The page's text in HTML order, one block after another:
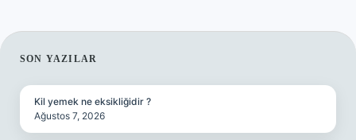
SIDEBAR
SON YAZILAR
Kil yemek ne eksikliğidir ?
Ağustos 7, 2026